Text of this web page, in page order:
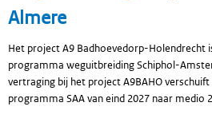
Almere
Het project A9 Badhoevedorp-Holendrecht
programma weguitbreiding Schiphol-
vertraging bij het project A9BAHO
programma SAA van eind 2027 naar medio